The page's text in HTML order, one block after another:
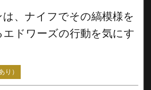
は、ナイフでその縞模様を
ドワーズの行動を気にす
り）